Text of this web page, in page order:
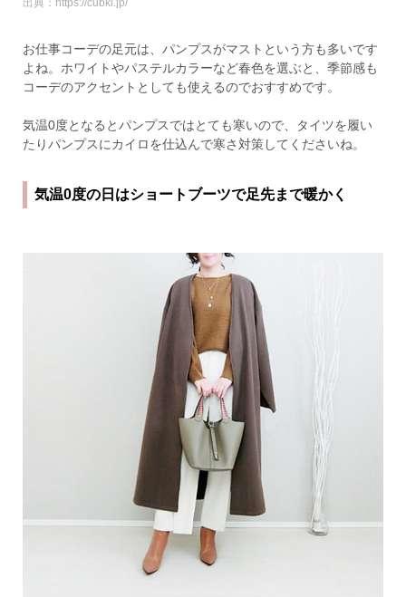
出典：https://cubki.jp/
お仕事コーデの足元は、パンプスがマストという方も多いです
よね。ホワイトやパステルカラーなど春色を選ぶと、季節感も
コーデのアクセントとしても使えるのでおすすめです。
気温0度となるとパンプスではとても寒いので、タイツを履い
たりパンプスにカイロを仕込んで寒さ対策してくださいね。
気温0度の日はショートブーツで足先まで暖かく